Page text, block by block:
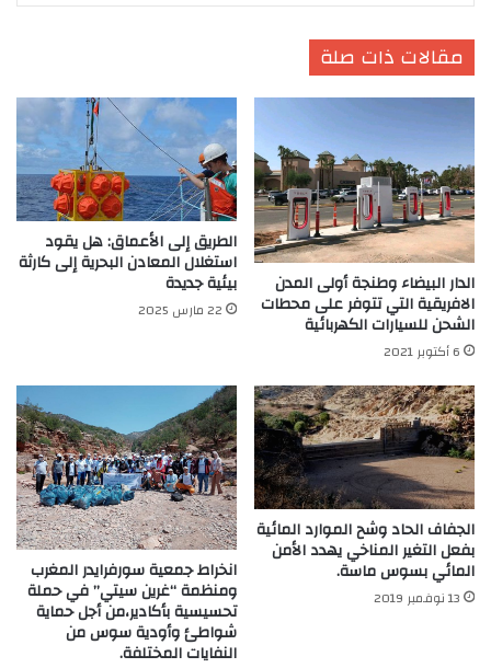
مقالات ذات صلة
الدار البيضاء وطنجة أولى المدن
الافريقية التي تتوفر على محطات
الشحن للسيارات الكهربائية
6 أكتوبر 2021
الطريق إلى الأعماق: هل يقود
استغلال المعادن البحرية إلى كارثة
بيئية جديدة
22 مارس 2025
الجفاف الحاد وشح الموارد المائية
بفعل التغير المناخي يهدد الأمن
المائي بسوس ماسة.
13 نوفمبر 2019
انخراط جمعية سورفرايدر المغرب
ومنظمة “غرين سيتي” في حملة
تحسيسية بأكادير،من أجل حماية
شواطئ وأودية سوس من
النفايات المختلفة.